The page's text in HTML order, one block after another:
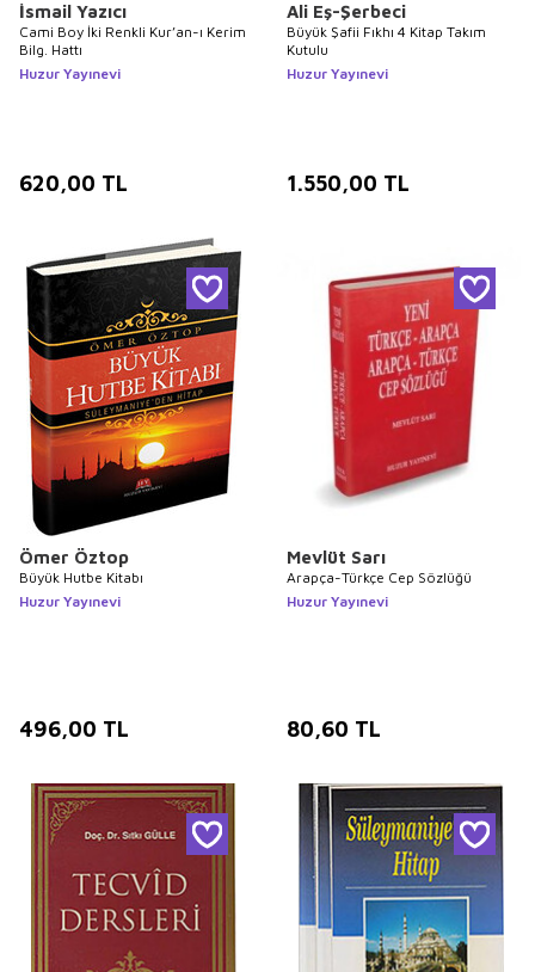
İsmail Yazıcı
Cami Boy İki Renkli Kur’an-ı Kerim
Bilg. Hattı
Huzur Yayınevi
620,00 TL
Ali Eş-Şerbeci
Büyük Şafii Fıkhı 4 Kitap Takım
Kutulu
Huzur Yayınevi
1.550,00 TL
Ömer Öztop
Büyük Hutbe Kitabı
Huzur Yayınevi
496,00 TL
Mevlüt Sarı
Arapça-Türkçe Cep Sözlüğü
Huzur Yayınevi
80,60 TL